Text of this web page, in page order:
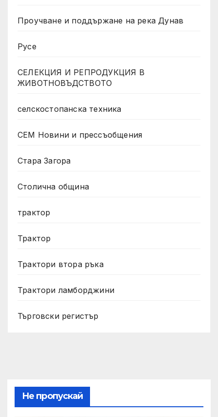
Проучване и поддържане на река Дунав
Русе
СЕЛЕКЦИЯ И РЕПРОДУКЦИЯ В
ЖИВОТНОВЪДСТВОТО
селскостопанска техника
СЕМ Новини и прессъобщения
Стара Загора
Столична община
трактор
Трактор
Трактори втора ръка
Трактори ламборджини
Търговски регистър
Не пропускай